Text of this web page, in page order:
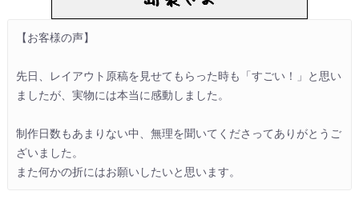
【お客様の声】
先日、レイアウト原稿を見せてもらった時も「すごい！」と思い
ましたが、実物には本当に感動しました。
制作日数もあまりない中、無理を聞いてくださってありがとうご
ざいました。
また何かの折にはお願いしたいと思います。